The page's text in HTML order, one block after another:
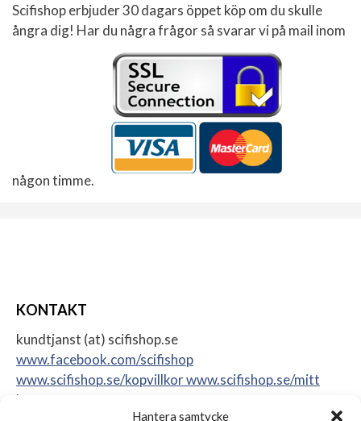
Hantera samtycke
Scifishop erbjuder 30 dagars öppet köp om du skulle
ångra dig! Har du några frågor så svarar vi på mail inom
någon timme.
KONTAKT
kundtjanst (at) scifishop.se
www.facebook.com/scifishop
www.scifishop.se/kopvillkorwww.scifishop.se/mitt
konto